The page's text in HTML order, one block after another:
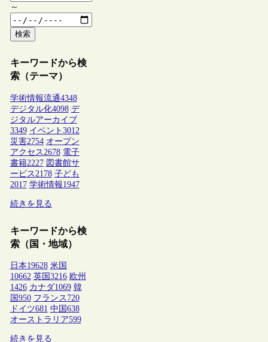
～
検索
キーワードから検
索（テーマ）
学術情報流通4348
デジタル化4098 デ
ジタルアーカイブ
3349 イベント 3012
災害2754 オープン
アクセス 2678 電子
書籍2227 図書館サ
ービス 2178 子ども
2017 学術情報1947
続きを見る
キーワードから検
索（国・地域）
日本19628 米国
10662 英国 3216 欧州
1426 カナダ1069 韓
国 950 フランス 720
ドイツ681 中国 638
オーストラリア599
続きを見る